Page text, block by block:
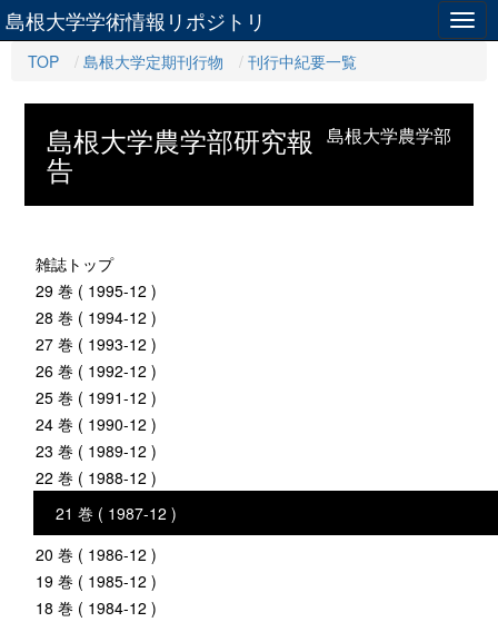
島根大学学術情報リポジトリ
TOP 島根大学定期刊行物 刊行中紀要一覧
島根大学農学部
島根大学農学部研究報
告
雑誌トップ
29 巻 ( 1995-12 )
28 巻 ( 1994-12 )
27 巻 ( 1993-12 )
26 巻 ( 1992-12 )
25 巻 ( 1991-12 )
24 巻 ( 1990-12 )
23 巻 ( 1989-12 )
22 巻 ( 1988-12 )
21 巻 ( 1987-12 )
20 巻 ( 1986-12 )
19 巻 ( 1985-12 )
18 巻 ( 1984-12 )